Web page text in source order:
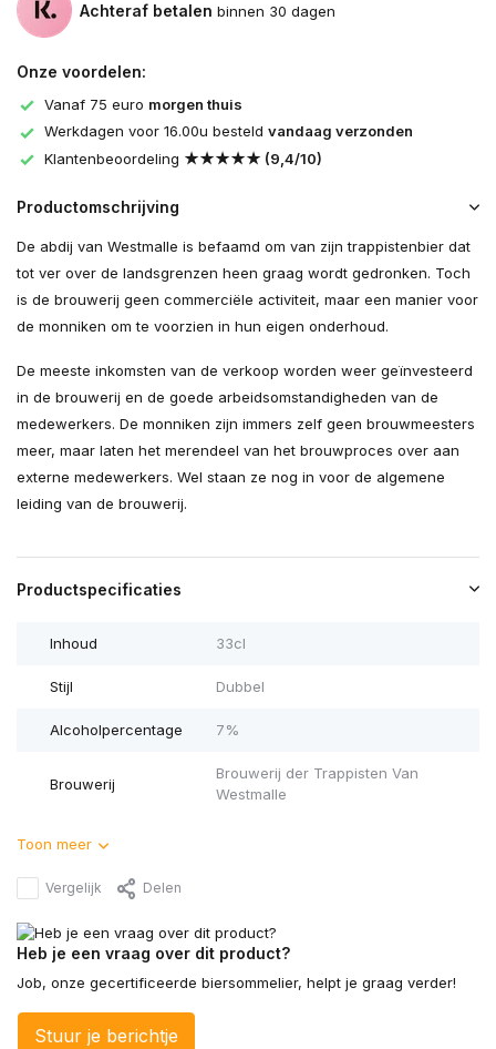
Achteraf betalen binnen 30 dagen
Onze voordelen:
Vanaf 75 euro morgen thuis
Werkdagen voor 16.00u besteld vandaag verzonden
Klantenbeoordeling ★★★★★ (9,4/10)
Productomschrijving
De abdij van Westmalle is befaamd om van zijn trappistenbier dat
tot ver over de landsgrenzen heen graag wordt gedronken. Toch
is de brouwerij geen commerciële activiteit, maar een manier voor
de monniken om te voorzien in hun eigen onderhoud.
De meeste inkomsten van de verkoop worden weer geïnvesteerd
in de brouwerij en de goede arbeidsomstandigheden van de
medewerkers. De monniken zijn immers zelf geen brouwmeesters
meer, maar laten het merendeel van het brouwproces over aan
externe medewerkers. Wel staan ze nog in voor de algemene
leiding van de brouwerij.
Productspecificaties
Inhoud 33cl
Stijl Dubbel
Alcoholpercentage 7%
Brouwerij
Brouwerij der Trappisten Van
Westmalle
Toon meer
Vergelijk Delen
Heb je een vraag over dit product?
Job, onze gecertificeerde biersommelier, helpt je graag verder!
Stuur je berichtje